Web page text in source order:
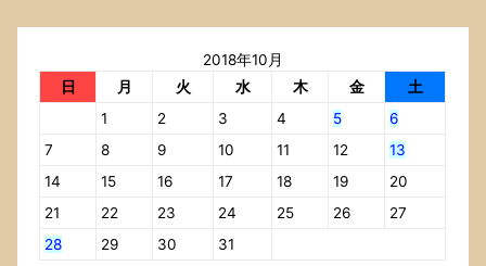
2018年10月
日
月 火 水 木 金
土
1
2 3 4 5
6
7
8 9 10 11 12
13
14
15 16 17 18 19
20
21
22 23 24 25 26
27
28
29 30 31